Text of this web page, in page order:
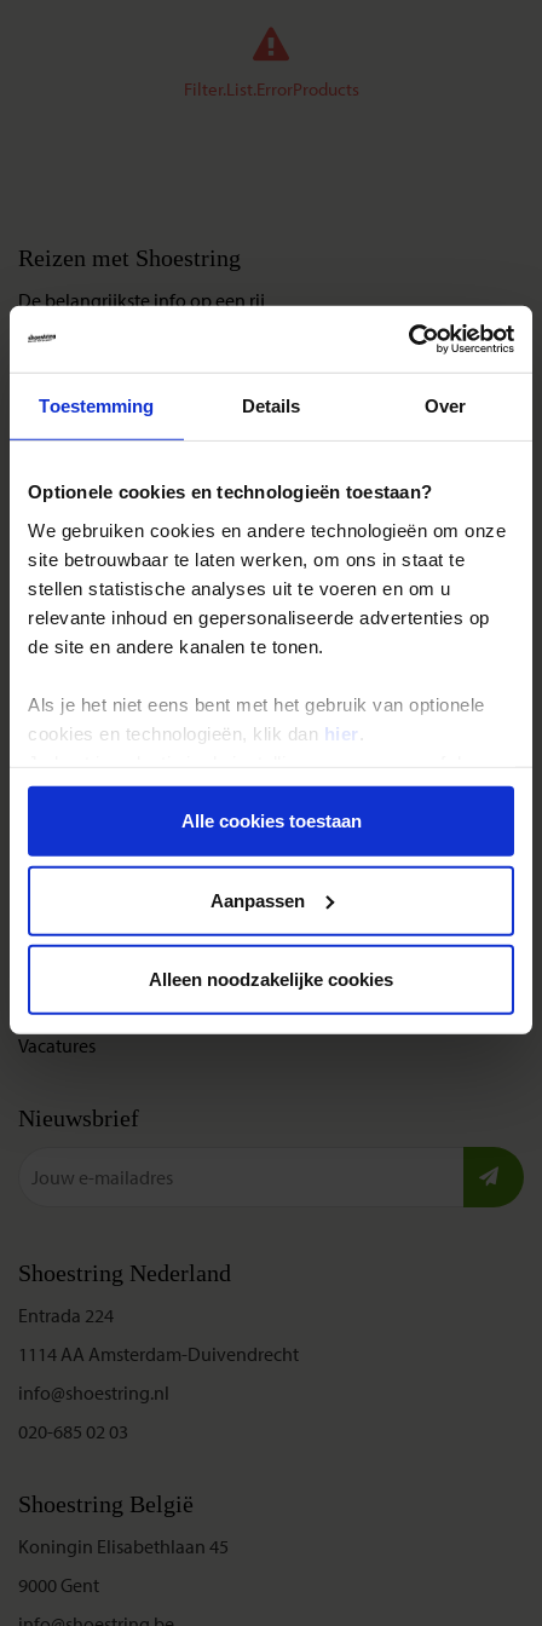
Toestemming Details Over
Optionele cookies en technologieën toestaan?
We gebruiken cookies en andere technologieën om onze
site betrouwbaar te laten werken, om ons in staat te
stellen statistische analyses uit te voeren en om u
relevante inhoud en gepersonaliseerde advertenties op
de site en andere kanalen te tonen.
Als je het niet eens bent met het gebruik van optionele
cookies en technologieën, klik dan hier
onder aan de pagina op elk gewenst moment voor de
toekomst wijzigen.Alle cookies toestaan
Aanpassen
Alleen noodzakelijke cookies
Filter.List.ErrorProducts
Reizen met Shoestring
De belangrijkste info op een rij
Bestemmingen
Duurzaam reizen
Reis- en annuleringsvoorwaarden
Inloggen op mijn.Shoestring
Reisthema's
Groepsreizen
Single reizen
Gegarandeerde reizen
Over Shoestring
Privacybeleid
Cookies instellingen
Disclaimer & copyright
Vacatures
Nieuwsbrief
Shoestring Nederland
Entrada 224
1114 AA Amsterdam-Duivendrecht
info@shoestring.nl
020-685 02 03
Shoestring België
Koningin Elisabethlaan 45
9000 Gent